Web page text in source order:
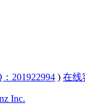
201922994 ) 在线
Inc.